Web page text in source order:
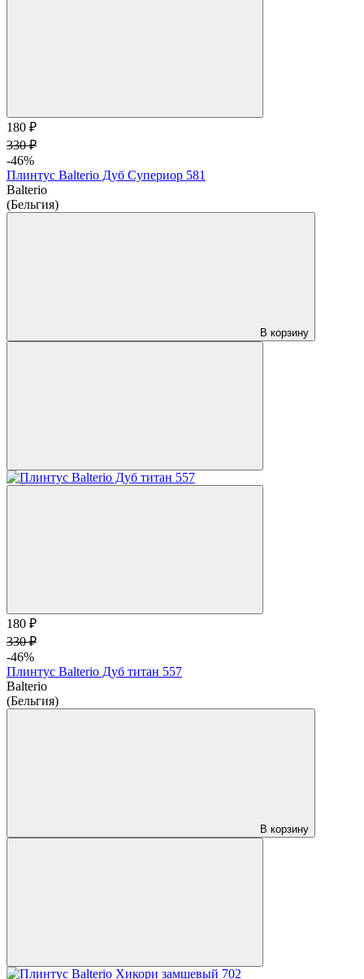
180 ₽
330 ₽
-46%
Плинтус Balterio Дуб Супериор 581
Balterio
(Бельгия)
В корзину
180 ₽
330 ₽
-46%
Плинтус Balterio Дуб титан 557
Balterio
(Бельгия)
В корзину